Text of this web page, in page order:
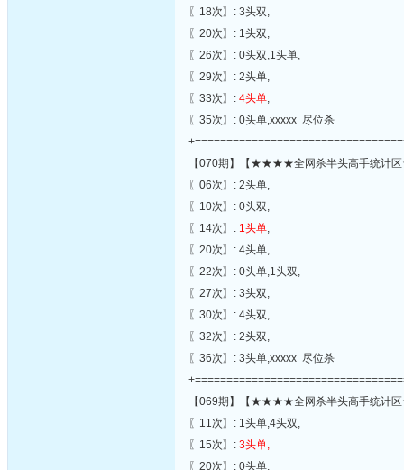
〖18次〗: 3头双,
〖20次〗: 1头双,
〖26次〗: 0头双,1头单,
〖29次〗: 2头单,
〖33次〗: 4头单,
〖35次〗: 0头单,xxxxx 尽位杀
【070期】【★★★★全网杀半头高手统计
〖06次〗: 2头单,
〖10次〗: 0头双,
〖14次〗: 1头单,
〖20次〗: 4头单,
〖22次〗: 0头单,1头双,
〖27次〗: 3头双,
〖30次〗: 4头双,
〖32次〗: 2头双,
〖36次〗: 3头单,xxxxx 尽位杀
【069期】【★★★★全网杀半头高手统计
〖11次〗: 1头单,4头双,
〖15次〗: 3头单,
〖20次〗: 0头单,